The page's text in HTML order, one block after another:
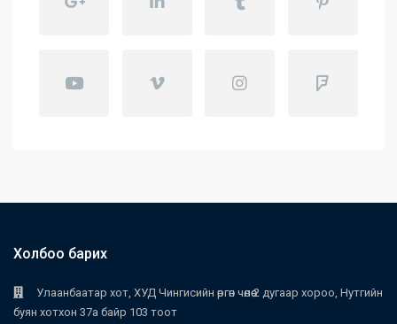
Холбоо барих
Улаанбаатар хот, ХУД Чингисийн өргөн чөлөө 2 дугаар хороо, Нутгийн
буян хотхон 37а байр 103 тоот